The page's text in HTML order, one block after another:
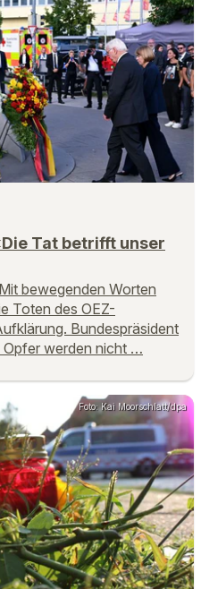
Tat betrifft unser
bewegenden Worten
Toten des OEZ-
Bundespräsident
Opfer werden nicht …
Foto: Kai Moorschlatt/dpa